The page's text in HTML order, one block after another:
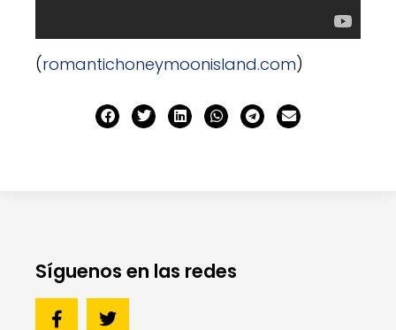
(romantichoneymoonisland.com)
Síguenos en las redes